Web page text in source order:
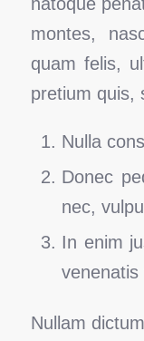
montes,
quam felis,
pretium quis,
Nulla
Donec
nec,
In enim
venenatis
Nullam